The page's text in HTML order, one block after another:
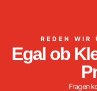
REDEN WIR
Egal ob
Fragen